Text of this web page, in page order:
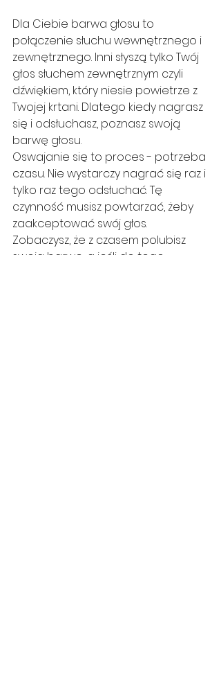
Dla Ciebie barwa głosu to
połączenie słuchu wewnętrznego i
zewnętrznego. Inni słyszą tylko Twój
głos słuchem zewnętrznym czyli
dźwiękiem, który niesie powietrze z
Twojej krtani. Dlatego kiedy nagrasz
się i odsłuchasz, poznasz swoją
barwę głosu.
Oswajanie się to proces - potrzeba
czasu. Nie wystarczy nagrać się raz i
tylko raz tego odsłuchać. Tę
czynność musisz powtarzać, żeby
zaakceptować swój głos.
Zobaczysz, że z czasem polubisz
swoją barwę, a jeśli do tego